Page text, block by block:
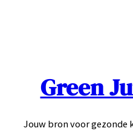
Green
Jouw bron voor gezonde